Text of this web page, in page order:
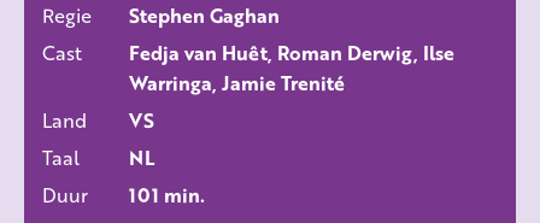
ALLE FILMS
Regie
Stephen Gaghan
Cast
Fedja van Huêt, Roman Derwig, Ilse
Warringa, Jamie Trenité
Land
VS
Taal
NL
Duur
101 min.